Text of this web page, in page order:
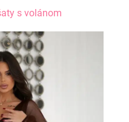
s volánom